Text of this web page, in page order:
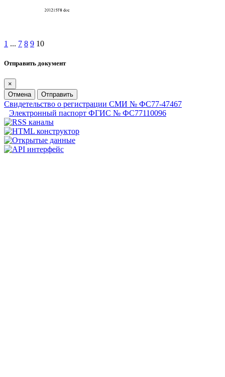
1 ... 7 8 9 10
Отправить документ
×
Отмена
Отправить
Свидетельство о регистрации СМИ № ФС77-47467
Электронный паспорт ФГИС № ФС77110096